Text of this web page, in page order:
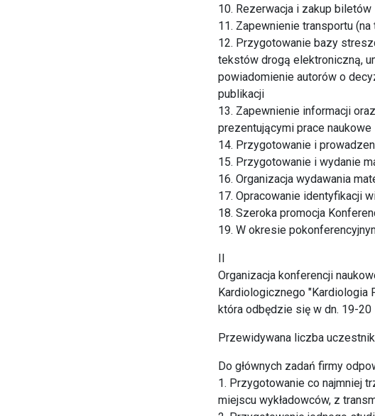
10. Rezerwacja i zakup
11. Zapewnienie transportu
12. Przygotowanie bazy
tekstów drogą elektroniczną,
powiadomienie autorów o
publikacji
13. Zapewnienie informacji
prezentującymi prace naukowe
14. Przygotowanie i
15. Przygotowanie i wydanie
16. Organizacja wydawania
17. Opracowanie identyfikacji
18. Szeroka promocja
19. W okresie
Organizacja konferencji
Kardiologicznego
która odbędzie się w dn. 19-20
Przewidywana liczba
Do głównych zadań firmy
1. Przygotowanie co najmniej
miejscu wykładowców, z